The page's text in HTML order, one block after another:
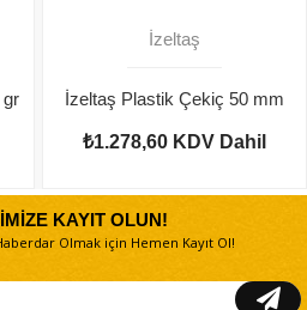
gr
İzeltaş
İzeltaş Plastik Çekiç 50 mm
₺1.278,60 KDV Dahil
KAYIT OLUN!
Olmak için Hemen Kayıt Ol!